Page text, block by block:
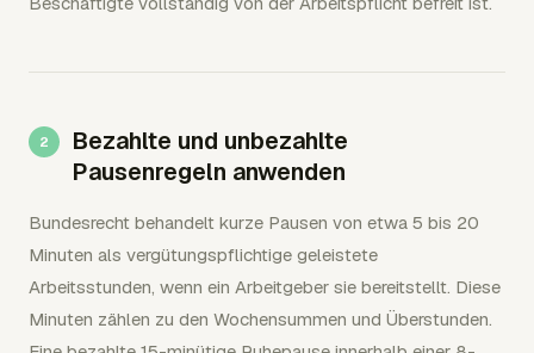
Bezahlte und unbezahlte
Pausenregeln anwenden
Bundesrecht behandelt kurze Pausen von etwa 5 bis 20
Minuten als vergütungspflichtige geleistete
Arbeitsstunden, wenn ein Arbeitgeber sie bereitstellt. Diese
Minuten zählen zu den Wochensummen und Überstunden.